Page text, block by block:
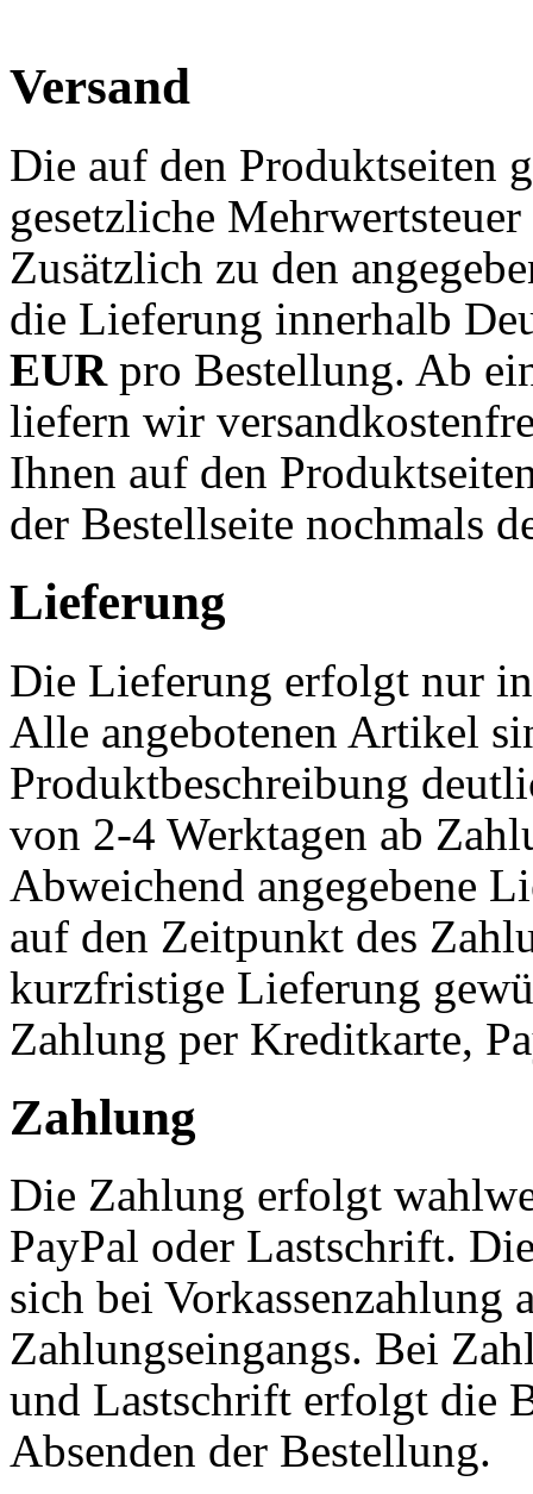
Versand
Die auf den Produktseiten
gesetzliche
Zusätzlich zu den
die Lieferung innerhalb
EURpro Bestellung. Ab
liefern wir
Ihnen auf den
der Bestellseite nochmals
Lieferung
Die Lieferung erfolgt nur
Alle angebotenen Artikel
Produktbeschreibung
von 2-4 Werktagen ab
Abweichend angegebene
auf den Zeitpunkt des
kurzfristige Lieferung
Zahlung per Kreditkarte,
Zahlung
Die Zahlung erfolgt
PayPal oder Lastschrift.
sich bei Vorkassenzahlung
Zahlungseingangs. Bei
und Lastschrift erfolgt die
Absenden der Bestellung.